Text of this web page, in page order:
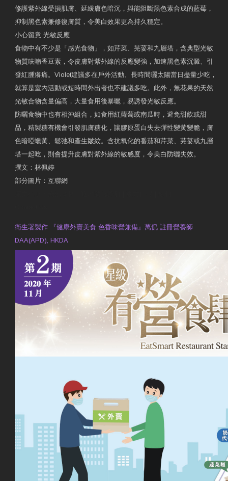
修護紫外線受損肌膚、延緩膚色暗沉，與能阻斷黑色素合成的藍莓，
抑制黑色素兼修復膚質，令美白效果更為持久穩定。
小心留意 光敏反應
食物中有不少是「感光食物」，如芹菜、芫荽和九層塔，含典型光敏
物質呋喃香豆素，令皮膚對紫外線的反應變強，加速黑色素沉澱、引
發紅腫癢痛。Violet建議多在戶外活動、長時間曬太陽當日盡量少吃，
就算是室內活動或短時間外出者也不建議多吃。此外，無花果的天然
光敏合物含量偏高，大量食用後暴曬，易誘發光敏反應。
防曬食物中也有相沖組合，如食用紅蘿蔔或南瓜時，避免甜飲或甜
品，精製糖有機會引發肌膚糖化，讓膠原蛋白失去彈性變黃變脆，膚
色暗啞蠟黃、鬆弛和產生皺紋。含抗氧化的番茄和芹菜、芫荽或九層
塔一起吃，則會提升皮膚對紫外線的敏感度，令美白防曬失效。
撰文：林佩婷
部分圖片：互聯網
衛生署製作 『健康外賣美食 色香味營兼備』萬侃 註冊營養師
DAA(APD), HKDA